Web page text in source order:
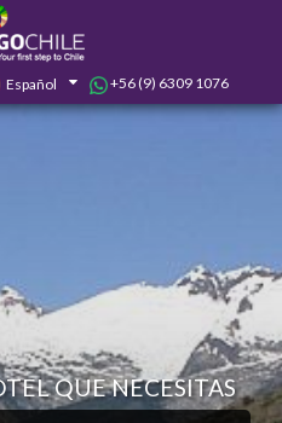
Español +56 (9) 6309 1076
QUE NECESITAS